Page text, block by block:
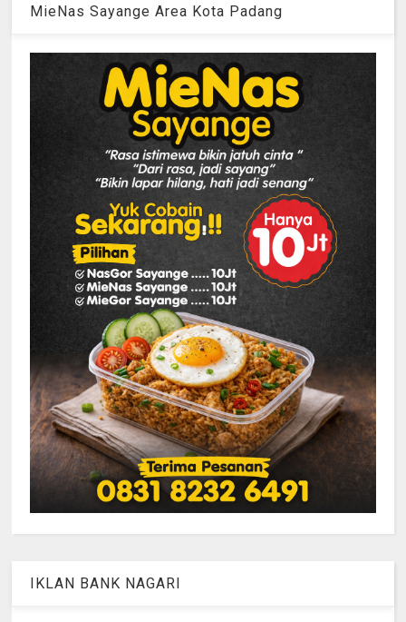
MieNas Sayange Area Kota Padang
IKLAN BANK NAGARI